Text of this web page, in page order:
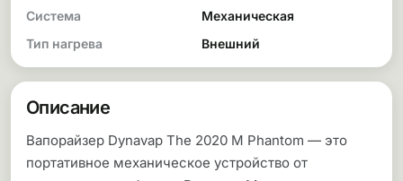
Система
Механическая
Тип нагрева
Внешний
Описание
Вапорайзер Dynavap The 2020 M Phantom — это
портативное механическое устройство от